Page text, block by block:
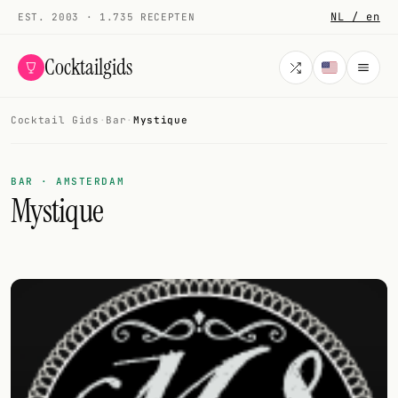
EST. 2003 · 1.735 RECEPTEN NL / en
Cocktailgids
COCKTAILS
Alle cocktails
Mijn drank
Galerij
Cocktail Gids · Bar · Mystique
BAR · AMSTERDAM
Mystique